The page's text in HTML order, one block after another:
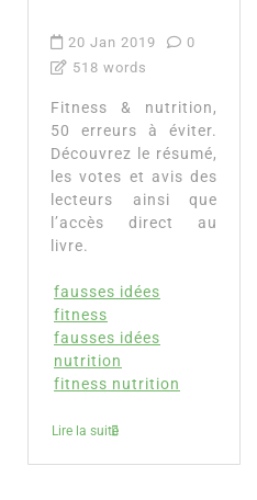
20 Jan 2019
0
518 words
Fitness & nutrition,
50 erreurs à éviter.
Découvrez le résumé,
les votes et avis des
lecteurs ainsi que
l’accès direct au
livre.
fausses idées
fitness
fausses idées
nutrition
fitness nutrition
Lire la suite